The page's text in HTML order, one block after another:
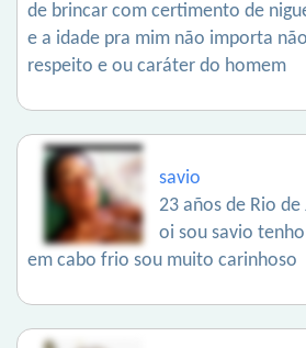
de brincar com certimento de
e a idade pra mim não importa
respeito e ou caráter do homem
savio
23 años de Rio de
oi sou savio
em cabo frio sou muito carinhoso